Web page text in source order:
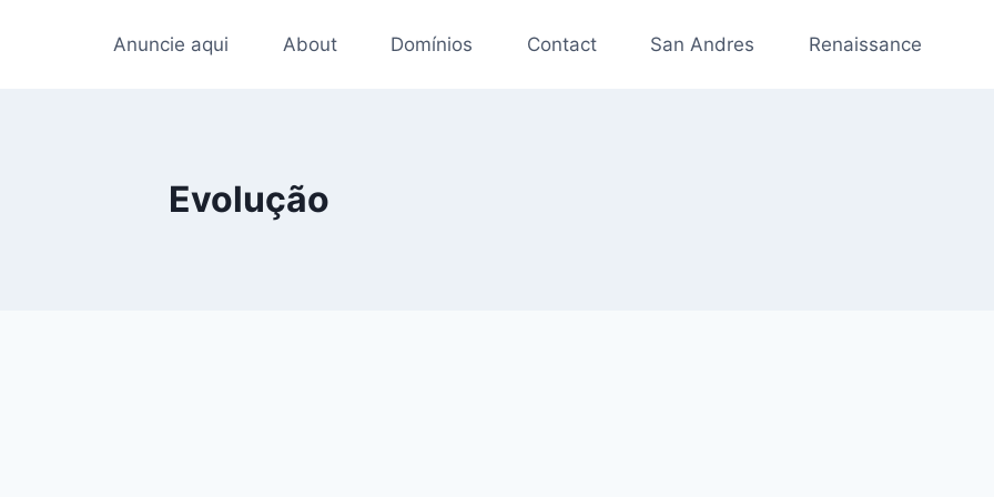
Anuncie aqui About Domínios Contact San Andres Renaissance
Evolução